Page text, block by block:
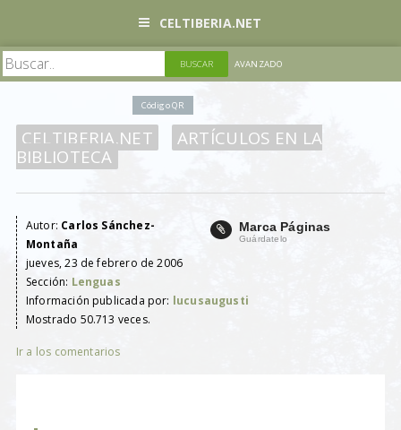
CELTIBERIA.NET
AVANZADO
Código QR
CELTIBERIA.NET
ARTÍCULOS EN LA
BIBLIOTECA
Marca Páginas
Guárdatelo
Autor: Carlos Sánchez-
Montaña
jueves, 23 de febrero de 2006
Sección: Lenguas
Información publicada por: lucusaugusti
Mostrado 50.713 veces.
Ir a los comentarios